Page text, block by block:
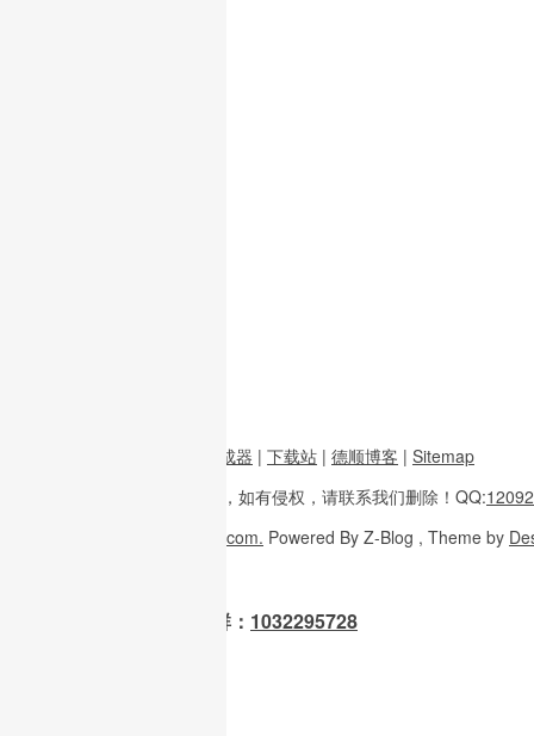
图片二维码生成器 | 下载站 | 德顺博客 | Sitemap
多整理于互联网， 如有侵权，请联系我们删除！ QQ:
W3H5.com. Powered By Z-Blog , Theme by
OpenClaw 龙虾交流群： 1032295728